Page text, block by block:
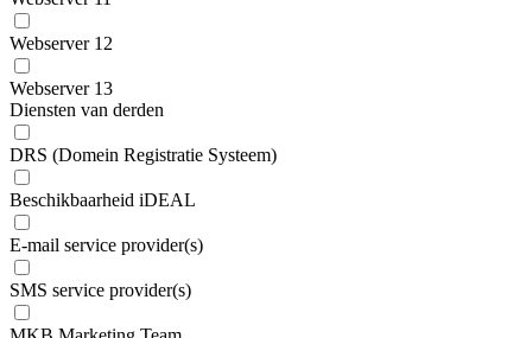
Webserver 12
Webserver 13
Diensten van derden
DRS (Domein Registratie Systeem)
Beschikbaarheid iDEAL
E-mail service provider(s)
SMS service provider(s)